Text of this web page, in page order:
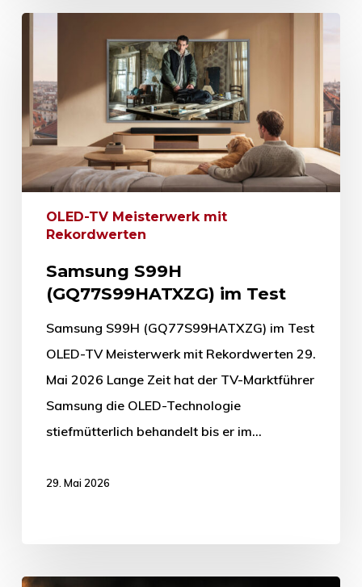
OLED-TV Meisterwerk mit
Rekordwerten
Samsung S99H
(GQ77S99HATXZG) im Test
Samsung S99H (GQ77S99HATXZG) im Test
OLED-TV Meisterwerk mit Rekordwerten 29.
Mai 2026 Lange Zeit hat der TV-Marktführer
Samsung die OLED-Technologie
stiefmütterlich behandelt bis er im…
29. Mai 2026